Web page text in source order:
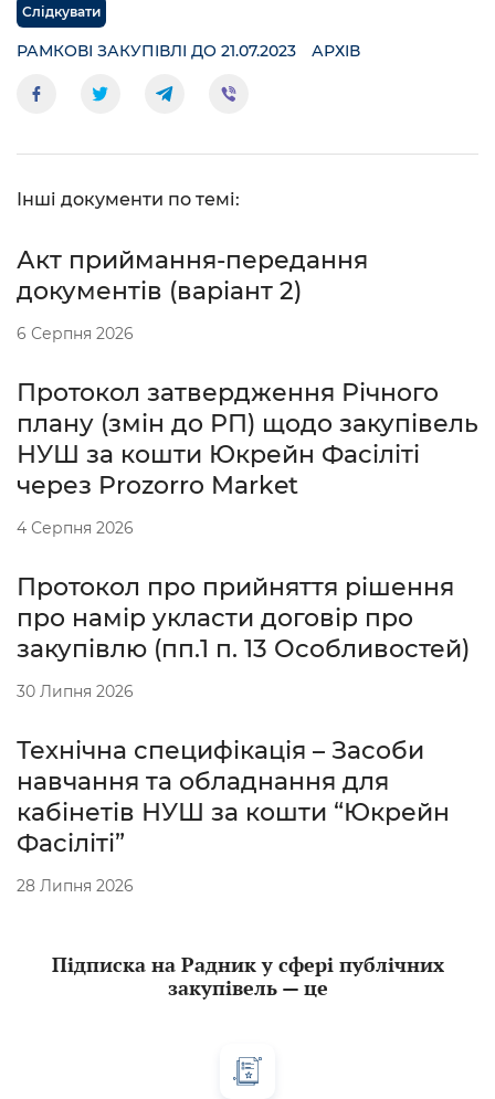
Слідкувати
РАМКОВІ ЗАКУПІВЛІ ДО 21.07.2023 АРХІВ
Інші документи по темі:
Акт приймання-передання
документів (варіант 2)
6 Серпня 2026
Протокол затвердження Річного
плану (змін до РП) щодо закупівель
НУШ за кошти Юкрейн Фасіліті
через Prozorro Market
4 Серпня 2026
Протокол про прийняття рішення
про намір укласти договір про
закупівлю (пп.1 п. 13 Особливостей)
30 Липня 2026
Технічна специфікація – Засоби
навчання та обладнання для
кабінетів НУШ за кошти “Юкрейн
Фасіліті”
28 Липня 2026
Підписка на Радник у сфері публічних
закупівель — це